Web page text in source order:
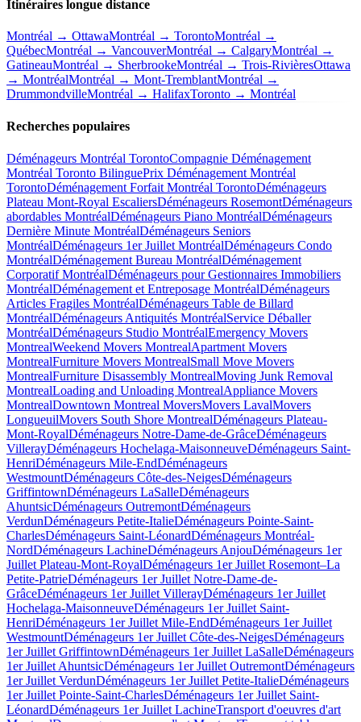
Itinéraires longue distance
Montréal → OttawaMontréal → TorontoMontréal →
QuébecMontréal → VancouverMontréal → CalgaryMontréal →
GatineauMontréal → SherbrookeMontréal → Trois-RivièresOttawa
→ MontréalMontréal → Mont-TremblantMontréal →
DrummondvilleMontréal → HalifaxToronto → Montréal
Recherches populaires
Déménageurs Montréal TorontoCompagnie Déménagement
Montréal Toronto BilinguePrix Déménagement Montréal
TorontoDéménagement Forfait Montréal TorontoDéménageurs
Plateau Mont-Royal EscaliersDéménageurs RosemontDéménageurs
abordables MontréalDéménageurs Piano MontréalDéménageurs
Dernière Minute MontréalDéménageurs Seniors
MontréalDéménageurs 1er Juillet MontréalDéménageurs Condo
MontréalDéménagement Bureau MontréalDéménagement
Corporatif MontréalDéménageurs pour Gestionnaires Immobiliers
MontréalDéménagement et Entreposage MontréalDéménageurs
Articles Fragiles MontréalDéménageurs Table de Billard
MontréalDéménageurs Antiquités MontréalService Déballer
MontréalDéménageurs Studio MontréalEmergency Movers
MontrealWeekend Movers MontrealApartment Movers
MontrealFurniture Movers MontrealSmall Move Movers
MontrealFurniture Disassembly MontrealMoving Junk Removal
MontrealLoading and Unloading MontrealAppliance Movers
MontrealDowntown Montreal MoversMovers LavalMovers
LongueuilMovers South Shore MontrealDéménageurs Plateau-
Mont-RoyalDéménageurs Notre-Dame-de-GrâceDéménageurs
VillerayDéménageurs Hochelaga-MaisonneuveDéménageurs Saint-
HenriDéménageurs Mile-EndDéménageurs
WestmountDéménageurs Côte-des-NeigesDéménageurs
GriffintownDéménageurs LaSalleDéménageurs
AhuntsicDéménageurs OutremontDéménageurs
VerdunDéménageurs Petite-ItalieDéménageurs Pointe-Saint-
CharlesDéménageurs Saint-LéonardDéménageurs Montréal-
NordDéménageurs LachineDéménageurs AnjouDéménageurs 1er
Juillet Plateau-Mont-RoyalDéménageurs 1er Juillet Rosemont–La
Petite-PatrieDéménageurs 1er Juillet Notre-Dame-de-
GrâceDéménageurs 1er Juillet VillerayDéménageurs 1er Juillet
Hochelaga-MaisonneuveDéménageurs 1er Juillet Saint-
HenriDéménageurs 1er Juillet Mile-EndDéménageurs 1er Juillet
WestmountDéménageurs 1er Juillet Côte-des-NeigesDéménageurs
1er Juillet GriffintownDéménageurs 1er Juillet LaSalleDéménageurs
1er Juillet AhuntsicDéménageurs 1er Juillet OutremontDéménageurs
1er Juillet VerdunDéménageurs 1er Juillet Petite-ItalieDéménageurs
1er Juillet Pointe-Saint-CharlesDéménageurs 1er Juillet Saint-
LéonardDéménageurs 1er Juillet LachineTransport d'oeuvres d'art